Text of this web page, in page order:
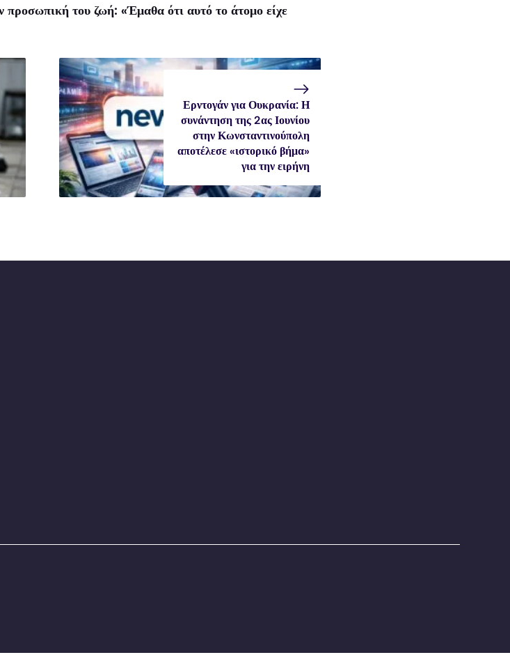
του ζωή: «Έμαθα ότι αυτό το άτομο είχε
Ερντογάν για Ουκρανία: Η
συνάντηση της 2ας Ιουνίου
στην Κωνσταντινούπολη
αποτέλεσε «ιστορικό βήμα»
για την ειρήνη